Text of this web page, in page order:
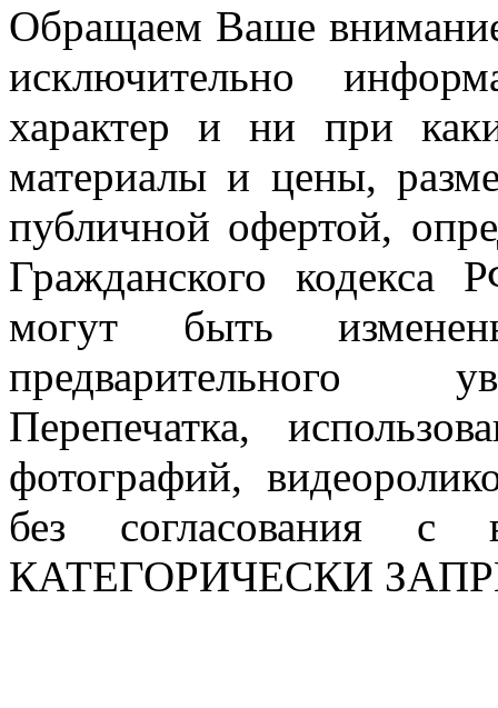
Обращаем Ваше
исключительно
характер и ни при
материалы и цены,
публичной офертой,
Гражданского
могут быть
предварительного
Перепечатка,
фотографий,
без согласования с
КАТЕГОРИЧЕСКИ